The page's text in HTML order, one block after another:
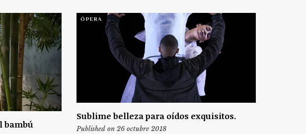
bambú
ÓPERA
Sublime belleza para oídos exquisitos.
Published on 26 octubre 2018